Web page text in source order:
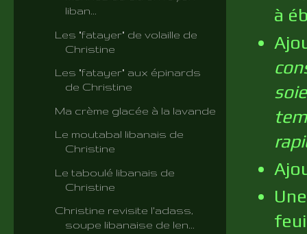
à
liban...
Les "fatayer" de volaille de
Christine
Les "fatayer" aux épinards
de Christine
Ma crème glacée à la lavande
Le moutabal libanais de
Christine
Le taboulé libanais de
Christine
Christine revisite l'adass,
soupe libanaise de len...